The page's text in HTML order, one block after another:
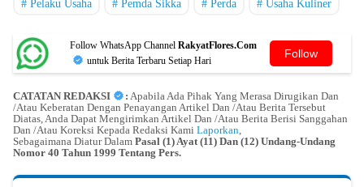
Pelaku Usaha Pemda Sikka Perda Usaha Kuliner
Follow WhatsApp Channel RakyatFlores.Com
untuk Berita Terbaru Setiap Hari
Follow
CATATAN REDAKSI : Apabila Ada Pihak Yang Merasa Dirugikan Dan
/Atau Keberatan Dengan Penayangan Artikel Dan /Atau Berita Tersebut
Diatas, Anda Dapat Mengirimkan Artikel Dan /Atau Berita Berisi Sanggahan
Dan /Atau Koreksi Kepada Redaksi Kami Laporkan
Sebagaimana Diatur Dalam Pasal (1) Ayat (11) Dan (12) Undang-Undang
Nomor 40 Tahun 1999 Tentang Pers.